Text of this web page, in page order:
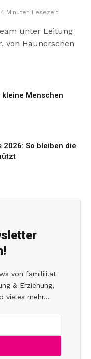
4 Minuten Lesezeit
unter Leitung
von Haunerschen
Menschen
So bleiben die
von familiii.at
& Erziehung,
vieles mehr...